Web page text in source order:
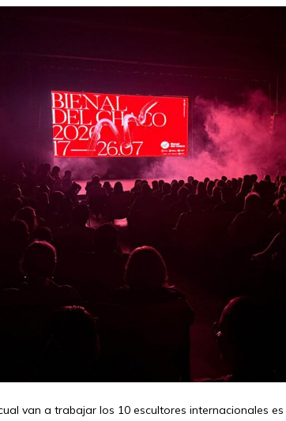
van a trabajar los 10 escultores internacionales